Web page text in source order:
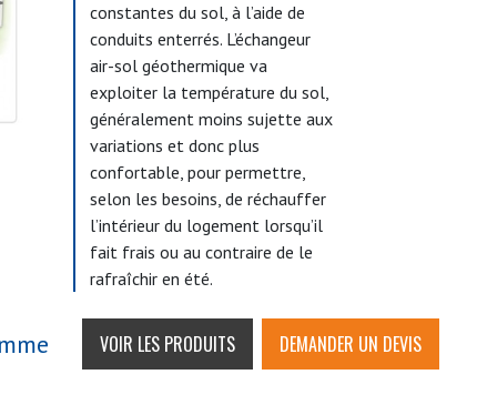
constantes du sol, à l’aide de
conduits enterrés. L’échangeur
air-sol géothermique va
exploiter la température du sol,
généralement moins sujette aux
variations et donc plus
confortable, pour permettre,
selon les besoins, de réchauffer
l’intérieur du logement lorsqu’il
fait frais ou au contraire de le
rafraîchir en été.
VOIR LES PRODUITS DEMANDER UN DEVIS